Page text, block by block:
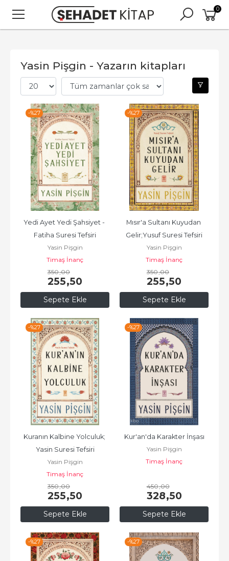
0
Yasin Pişgin - Yazarın kitapları
-%27
Sepete Ekle
Yedi Ayet Yedi Şahsiyet -
Fatiha Suresi Tefsiri
Yasin Pişgin
Timaş İnanç
350,00
255,50
-%27
Sepete Ekle
Mısır'a Sultanı Kuyudan
Gelir;Yusuf Suresi Tefsiri
Yasin Pişgin
Timaş İnanç
350,00
255,50
-%27
Sepete Ekle
Kuranın Kalbine Yolculuk;
Yasin Suresi Tefsiri
Yasin Pişgin
Timaş İnanç
350,00
255,50
-%27
Sepete Ekle
Kur'an'da Karakter İnşası
Yasin Pişgin
Timaş İnanç
450,00
328,50
-%27 -%27